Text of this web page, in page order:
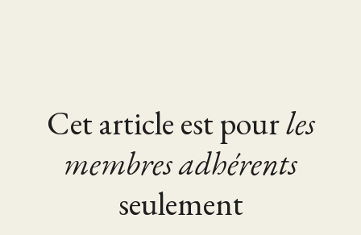
Cet article est pourles
membres adhérents
seulement